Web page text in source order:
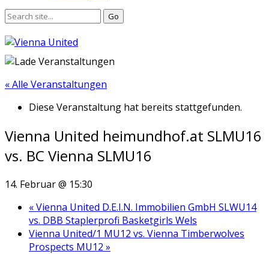
« Alle Veranstaltungen
Diese Veranstaltung hat bereits stattgefunden.
Vienna United heimundhof.at SLMU16
vs. BC Vienna SLMU16
14. Februar @ 15:30
«Vienna United D.E.I.N. Immobilien GmbH SLWU14
vs. DBB Staplerprofi Basketgirls Wels
Vienna United/1 MU12 vs. Vienna Timberwolves
Prospects MU12 »